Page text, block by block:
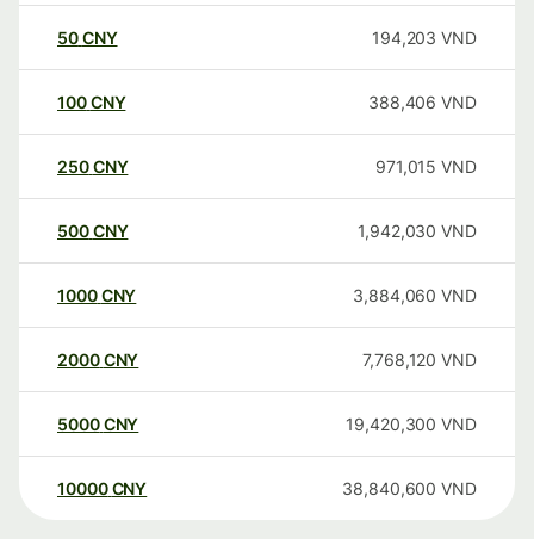
50CNY 194,203 VND
100CNY 388,406 VND
250CNY 971,015 VND
500CNY 1,942,030 VND
1000CNY 3,884,060 VND
2000CNY 7,768,120 VND
5000CNY 19,420,300 VND
10000 CNY 38,840,600 VND